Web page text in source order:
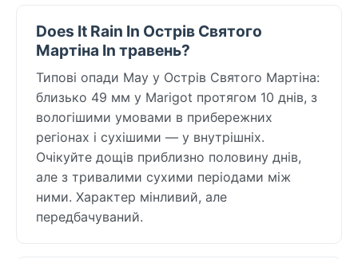
Does It Rain In Острів Святого
Мартіна In травень?
Типові опади May у Острів Святого Мартіна:
близько 49 мм у Marigot протягом 10 днів, з
вологішими умовами в прибережних
регіонах і сухішими — у внутрішніх.
Очікуйте дощів приблизно половину днів,
але з тривалими сухими періодами між
ними. Характер мінливий, але
передбачуваний.